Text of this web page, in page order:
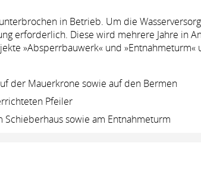
in Betrieb. Um die
erforderlich. Diese wird mehrere Jahre in
»Absperrbauwerk« und »Entnahmeturm«
Mauerkrone sowie auf den Bermen
Pfeiler
sowie am Entnahmeturm